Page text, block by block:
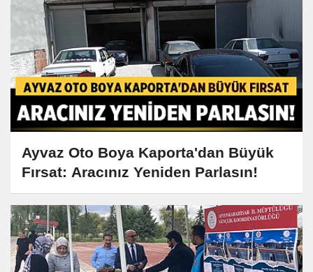
Ayvaz Oto Boya Kaporta'dan Büyük
Fırsat: Aracınız Yeniden Parlasın!